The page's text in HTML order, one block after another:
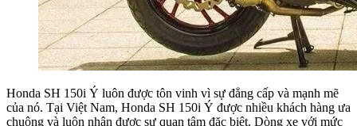
Honda SH 150i Ý luôn được tôn vinh vì sự đẳng cấp và mạnh mẽ
của nó. Tại Việt Nam, Honda SH 150i Ý được nhiều khách hàng ưa
chuộng và luôn nhận được sự quan tâm đặc biệt. Dòng xe với mức